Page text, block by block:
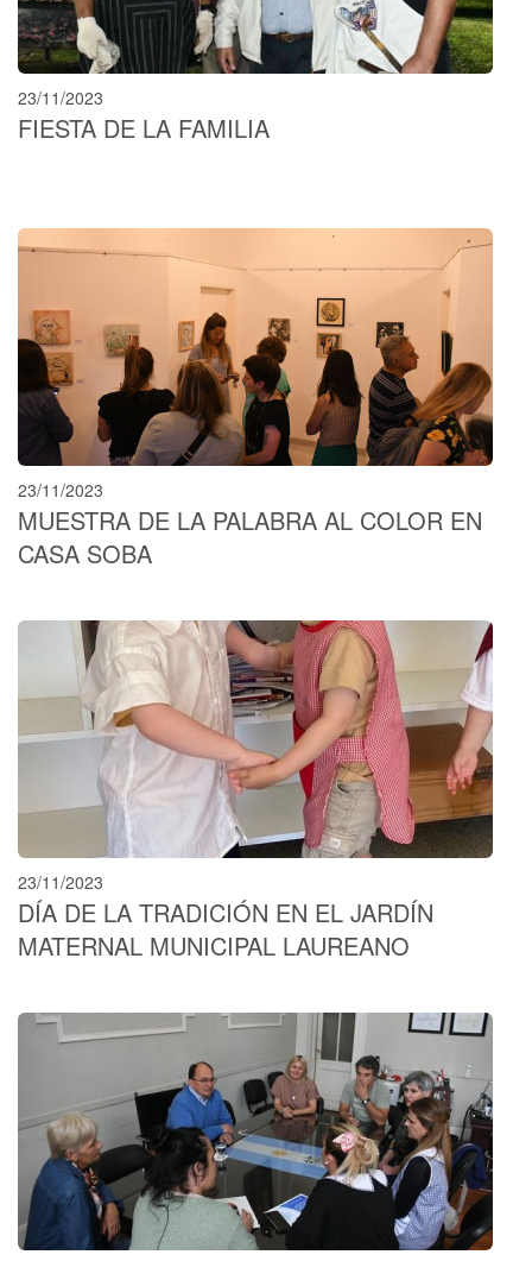
23/11/2023
FIESTA DE LA FAMILIA
23/11/2023
MUESTRA DE LA PALABRA AL COLOR EN
CASA SOBA
23/11/2023
DÍA DE LA TRADICIÓN EN EL JARDÍN
MATERNAL MUNICIPAL LAUREANO